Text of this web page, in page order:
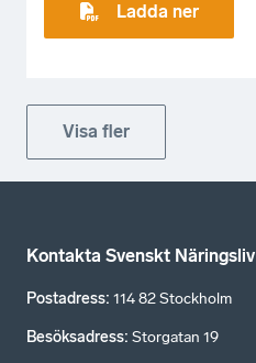
Ladda ner
Visa fler
Kontakta Svenskt Näringsliv
Postadress: 114 82 Stockholm
Besöksadress: Storgatan 19